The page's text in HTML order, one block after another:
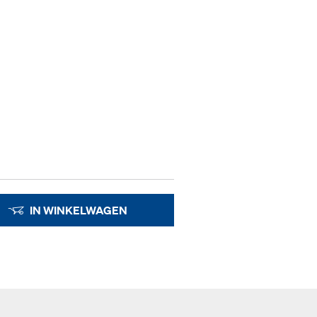
IN WINKELWAGEN